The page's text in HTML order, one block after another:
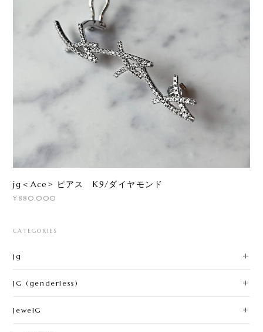
jg＜Ace> ピアス K9/ダイヤモンド
¥880,000
CATEGORIES
jg
JG (genderless)
JewelG